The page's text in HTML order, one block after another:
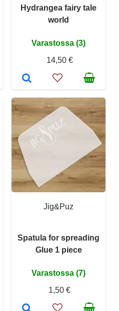
Hydrangea fairy tale
world
Varastossa (3)
14,50 €
Jig&Puz
Spatula for spreading
Glue 1 piece
Varastossa (7)
1,50 €